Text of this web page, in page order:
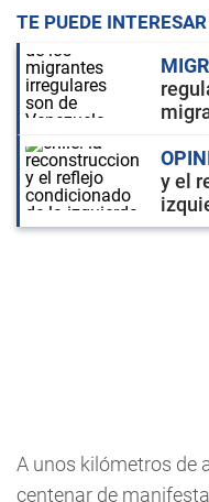
TE PUEDE INTERESAR
y el
A unos kilómetros de
centenar de